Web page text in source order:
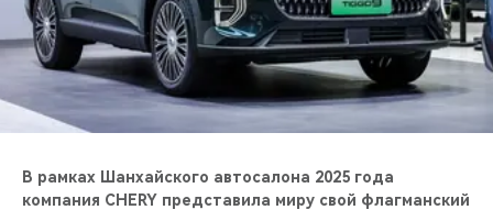
CHERY И СПОРТ
НАШИ МЕРОПРИЯТИЯ
ВИДЕООБЗОРЫ
В рамках Шанхайского автосалона 2025 года
компания CHERY представила миру свой флагманский